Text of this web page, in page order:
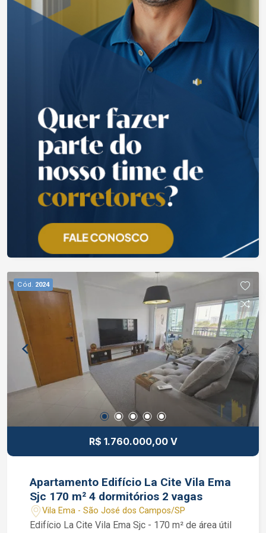
Cód. 2024
R$ 1.760.000,00 V
Apartamento Edifício La Cite Vila Ema
Sjc 170 m² 4 dormitórios 2 vagas
Vila Ema - São José dos Campos/SP
Edifício La Cite Vila Ema Sjc - 170 m² de área útil